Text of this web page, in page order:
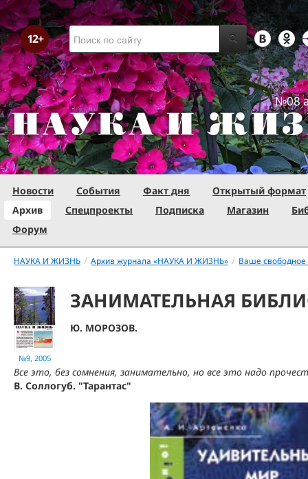
№08
Новости События Факт дня
Открытый формат
Архив
Спецпроекты Подписка Магазин
Форум
НАУКА И ЖИЗНЬ / Архив журнала «НАУКА И ЖИЗНЬ» / Ваше
№9, 2005
ЗАНИМАТЕЛЬНАЯ
Ю. МОРОЗОВ.
Все это, без сомнения, занимательно, но все это надо
В. Соллогуб. "Тарантас"